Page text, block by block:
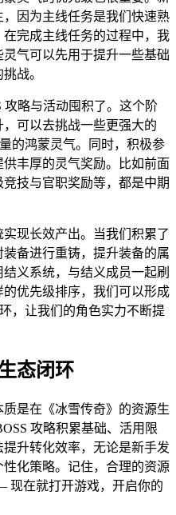
因为主线任务是我们快速熟
完成主线任务的过程中，我
气可以先用于提升一些基础
战。
攻略与活动囤积了。这个阶
可以去挑战一些更强大的
的鸿蒙灵气。同时，积极参
丰厚的灵气奖励。比如前面
技与官职奖励等，都是中期
现长效产出。当我们积累了
备进行重铸，提升装备的属
义系统，与结义成员一起刷
优先级排序，我们可以形成
，让我们的角色实力不断提
态闭环
是在《冰雪传奇》的资源生
攻略积累基础、活用限
升转化效率，无论是新手发
化策略。记住，合理的资源
在就打开游戏，开启你的